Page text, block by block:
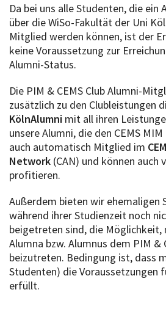
Da bei uns alle Studenten, die ein
über die WiSo-Fakultät der Uni
Mitglied werden können, ist der
keine Voraussetzung zur
Alumni-Status.
Die PIM & CEMS Club Alumni-
zusätzlich zu den Clubleistungen
KölnAlumni mit all ihren
unsere Alumni, die den CEMS
auch automatisch Mitglied im
Network (CAN) und können auch
profitieren.
Außerdem bieten wir ehemaligen
während ihrer Studienzeit noch
beigetreten sind, die Möglichkeit,
Alumna bzw. Alumnus dem PIM &
beizutreten. Bedingung ist, dass
Studenten) die Voraussetzungen
erfüllt.